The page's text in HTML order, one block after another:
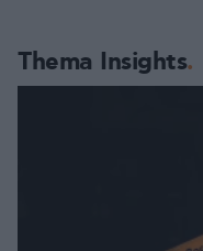
Thema Insights